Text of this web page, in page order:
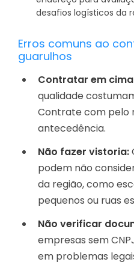
desafios logísticos da
Erros comuns ao
guarulhos
Contratar em
qualidade
Contrate com pelo
antecedência.
Não fazer vistoria:
podem não
da região, como
pequenos ou ruas
Não verificar
empresas sem
em problemas